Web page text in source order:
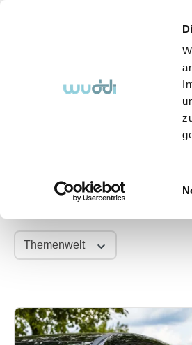
Abo-Fahrzeuge So
Aktuelle
Themenwelt